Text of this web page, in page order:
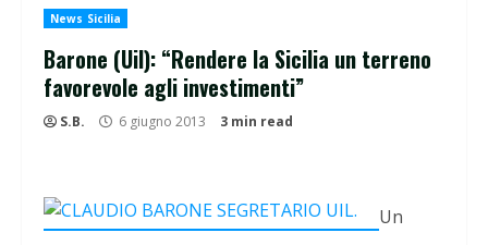
News Sicilia
Barone (Uil): “Rendere la Sicilia un terreno
favorevole agli investimenti”
S.B. 6 giugno 2013 3 min read
Un